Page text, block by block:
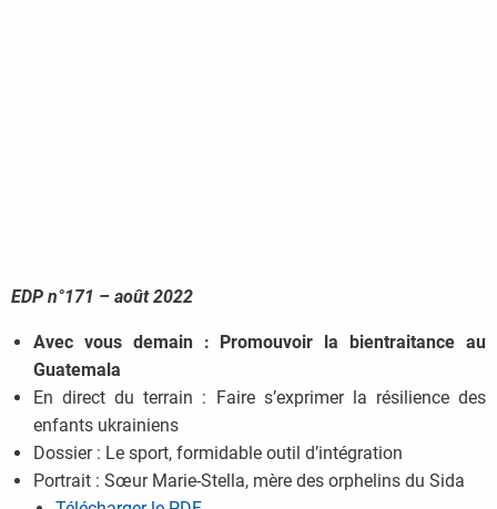
EDP n°171 – août 2022
Avec vous demain : Promouvoir la bientraitance au
Guatemala
En direct du terrain : Faire s’exprimer la résilience des
enfants ukrainiens
Dossier : Le sport, formidable outil d’intégration
Portrait : Sœur Marie-Stella, mère des orphelins du Sida